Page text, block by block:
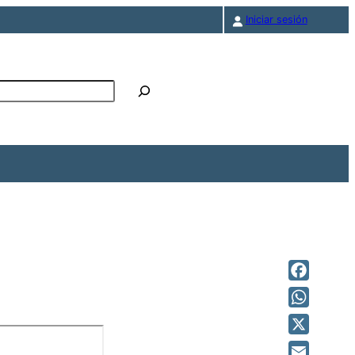
Iniciar sesión
Facebook
X